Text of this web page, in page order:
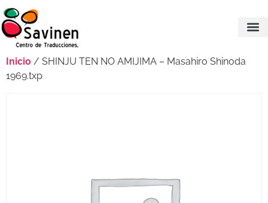
Inicio / SHINJU TEN NO AMIJIMA – Masahiro Shinoda
1969.txp